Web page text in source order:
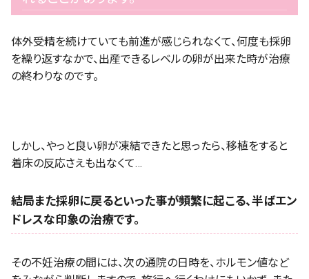
体外受精を続けていても前進が感じられなくて、何度も採卵
を繰り返すなかで、出産できるレベルの卵が出来た時が治療
の終わりなのです。
しかし、やっと良い卵が凍結できたと思ったら、移植をすると
着床の反応さえも出なくて…
結局また採卵に戻るといった事が頻繁に起こる、半ばエン
ドレスな印象の治療です。
その不妊治療の間には、次の通院の日時を、ホルモン値など